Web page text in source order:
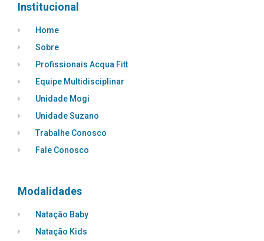
Institucional
Home
Sobre
Profissionais Acqua Fitt
Equipe Multidisciplinar
Unidade Mogi
Unidade Suzano
Trabalhe Conosco
Fale Conosco
Modalidades
Natação Baby
Natação Kids